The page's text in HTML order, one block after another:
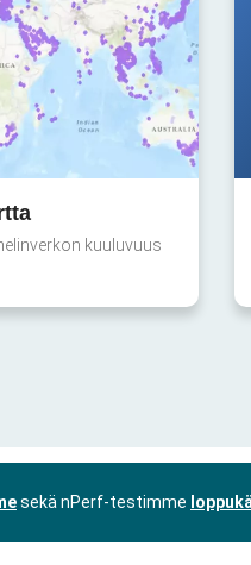
kuuluvuus
sekä nPerf-testimme